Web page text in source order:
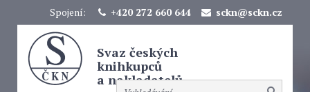
Spojení: +420 272 660 644 sckn@sckn.cz
Svaz českých
knihkupců
a nakladatelů